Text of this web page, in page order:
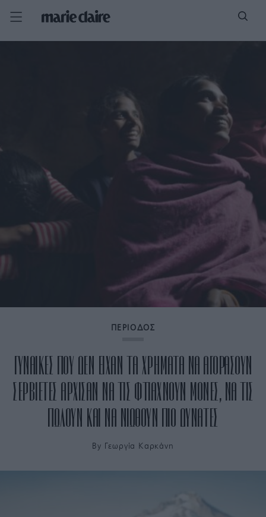
ΠΕΡΙΟΔΟΣ
ΓΥΝΑΙΚΕΣ ΠΟΥ ΔΕΝ ΕΙΧΑΝ ΤΑ ΧΡΗΜΑΤΑ ΝΑ ΑΓΟΡΑΣΟΥΝ
ΣΕΡΒΙΕΤΕΣ ΑΡΧΙΣΑΝ ΝΑ ΤΙΣ ΦΤΙΑΧΝΟΥΝ ΜΟΝΕΣ, ΝΑ ΤΙΣ
ΠΩΛΟΥΝ ΚΑΙ ΝΑ ΝΙΩΘΟΥΝ ΠΙΟ ΔΥΝΑΤΕΣ
By Γεωργία Καρκάνη